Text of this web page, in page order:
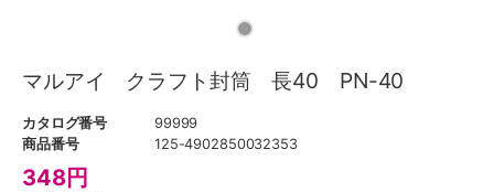
マルアイ クラフト封筒 長40 PN-40
カタログ番号
99999
商品番号
125-4902850032353
348円